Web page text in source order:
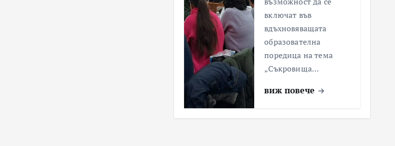
включат във
вдъхновяващата
образователна
поредица на тема
„Съкровища…
виж повече